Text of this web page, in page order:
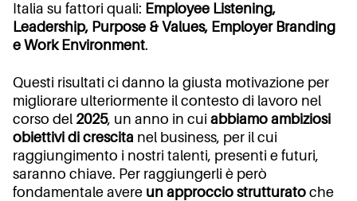
Italia su fattori quali: Employee Listening,
Leadership, Purpose & Values, Employer Branding
e Work Environment.
Questi risultati ci danno la giusta motivazione per
migliorare ulteriormente il contesto di lavoro nel
corso del 2025, un anno in cui abbiamo ambiziosi
obiettivi di crescita nel business, per il cui
raggiungimento i nostri talenti, presenti e futuri,
saranno chiave. Per raggiungerli è però
fondamentale avere un approccio strutturato che